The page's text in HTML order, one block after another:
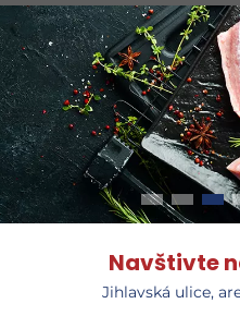
Navštivte
Jihlavská ulice,